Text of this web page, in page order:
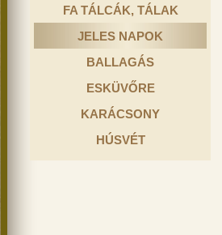
FA TÁLCÁK, TÁLAK
JELES NAPOK
BALLAGÁS
ESKÜVŐRE
KARÁCSONY
HÚSVÉT